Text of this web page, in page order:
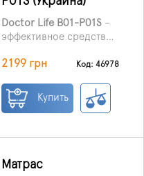
Doctor Life B01-P01S –
эффективное средство
лечения пролежней у
длительное время
вынуждены находиться
стационаре, так и дома,
2199 грн Код: 46978
Купить
Матрас